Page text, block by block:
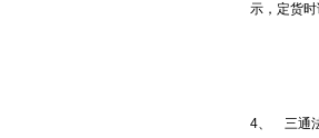
示，定货时
4、
三通